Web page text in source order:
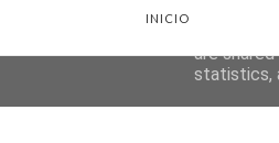
INICIO
This site
are
statistics,